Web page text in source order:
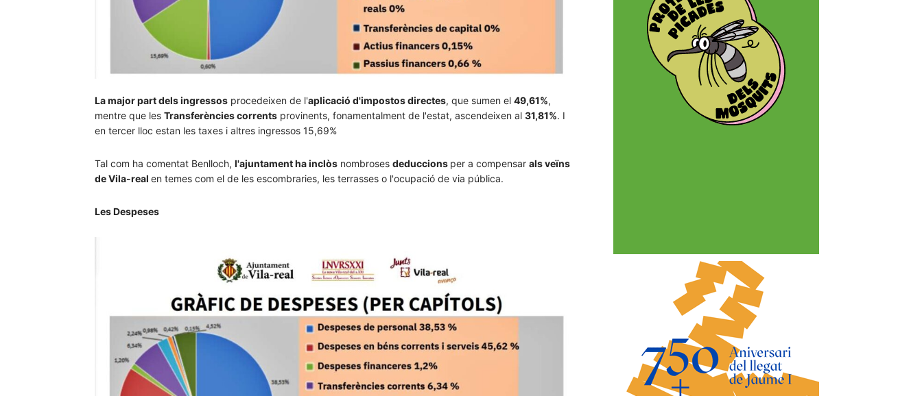
La major part dels ingressos procedeixen de l'aplicació d'impostos directes, que sumen el 49,61%,
mentre que les Transferències corrents provinents, fonamentalment de l'estat, ascendeixen al 31,81%. I
en tercer lloc estan les taxes i altres ingressos 15,69%
Tal com ha comentat Benlloch, l'ajuntament ha inclòs nombroses deduccions per a compensar als veïns
de Vila-real en temes com el de les escombraries, les terrasses o l'ocupació de via pública.
Les Despeses